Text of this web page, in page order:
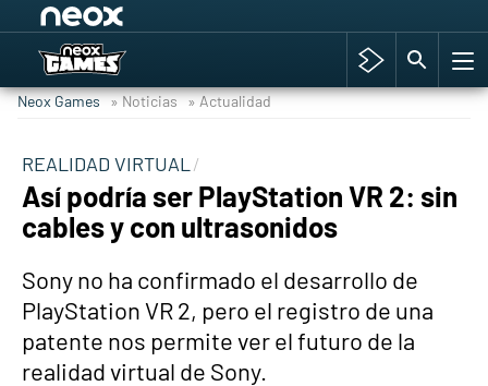
Hyrule Warriors: La Era del Cataclismo
Cyberpunk 2077
Hyrule Warriors
Neox Games » Noticias » Actualidad
REALIDAD VIRTUAL
Así podría ser PlayStation VR 2: sin
cables y con ultrasonidos
Sony no ha confirmado el desarrollo de
PlayStation VR 2, pero el registro de una
patente nos permite ver el futuro de la
realidad virtual de Sony.